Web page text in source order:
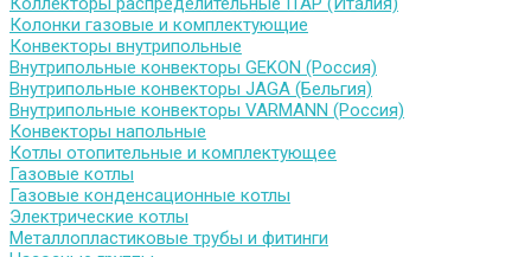
Колонки газовые и комплектующие
Конвекторы внутрипольные
Внутрипольные конвекторы GEKON (Россия)
Внутрипольные конвекторы JAGA (Бельгия)
Внутрипольные конвекторы VARMANN (Россия)
Конвекторы напольные
Котлы отопительные и комплектующее
Газовые котлы
Газовые конденсационные котлы
Электрические котлы
Металлопластиковые трубы и фитинги